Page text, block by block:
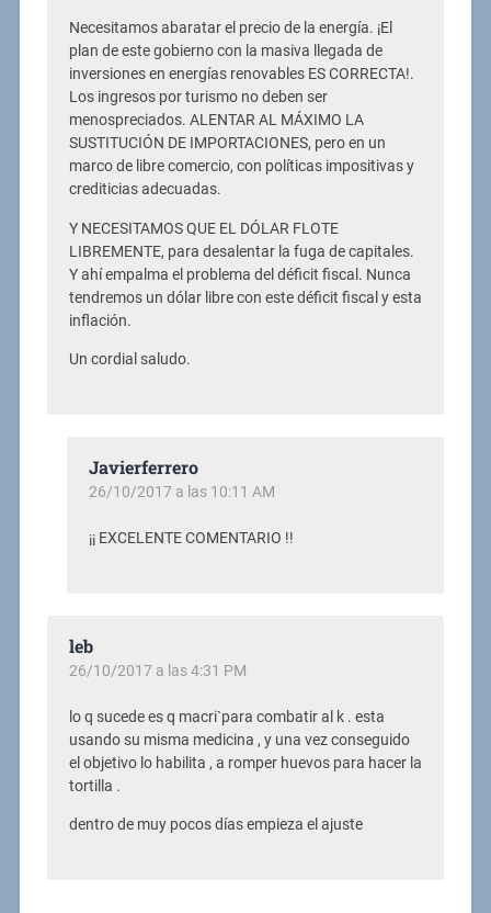
Necesitamos abaratar el precio de la energía. ¡El
plan de este gobierno con la masiva llegada de
inversiones en energías renovables ES CORRECTA!.
Los ingresos por turismo no deben ser
menospreciados. ALENTAR AL MÁXIMO LA
SUSTITUCIÓN DE IMPORTACIONES, pero en un
marco de libre comercio, con políticas impositivas y
crediticias adecuadas.
Y NECESITAMOS QUE EL DÓLAR FLOTE
LIBREMENTE, para desalentar la fuga de capitales.
Y ahí empalma el problema del déficit fiscal. Nunca
tendremos un dólar libre con este déficit fiscal y esta
inflación.
Un cordial saludo.
Javierferrero
26/10/2017 a las 10:11 AM
¡¡ EXCELENTE COMENTARIO !!
leb
26/10/2017 a las 4:31 PM
lo q sucede es q macri`para combatir al k . esta
usando su misma medicina , y una vez conseguido
el objetivo lo habilita , a romper huevos para hacer la
tortilla .
dentro de muy pocos días empieza el ajuste